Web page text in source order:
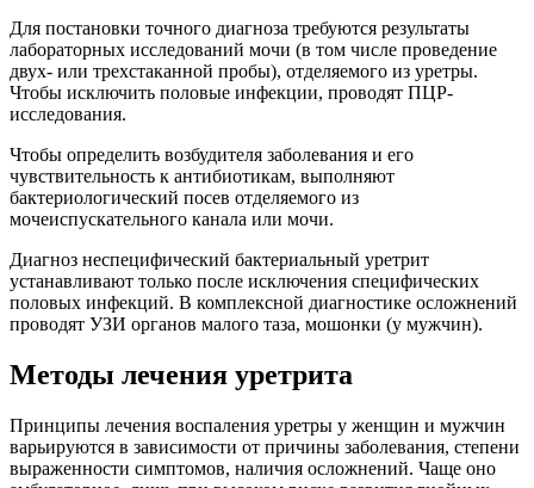
Для постановки точного диагноза требуются результаты
лабораторных исследований мочи (в том числе проведение
двух- или трехстаканной пробы), отделяемого из уретры.
Чтобы исключить половые инфекции, проводят ПЦР-
исследования.
Чтобы определить возбудителя заболевания и его
чувствительность к антибиотикам, выполняют
бактериологический посев отделяемого из
мочеиспускательного канала или мочи.
Диагноз неспецифический бактериальный уретрит
устанавливают только после исключения специфических
половых инфекций. В комплексной диагностике осложнений
проводят УЗИ органов малого таза, мошонки (у мужчин).
Методы лечения уретрита
Принципы лечения воспаления уретры у женщин и мужчин
варьируются в зависимости от причины заболевания, степени
выраженности симптомов, наличия осложнений. Чаще оно